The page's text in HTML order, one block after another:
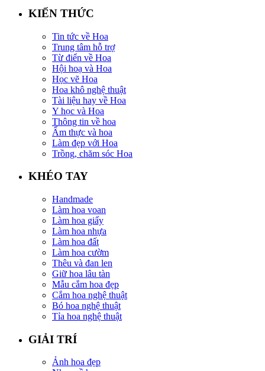
KIẾN THỨC
Tin tức về Hoa
Trung tâm hỗ trợ
Từ điển về Hoa
Hội hoạ và Hoa
Học vẽ Hoa
Hoa khô nghệ thuật
Tài liệu hay về Hoa
Y học và Hoa
Thông tin về hoa
Ẩm thực và hoa
Làm đẹp với Hoa
Trồng, chăm sóc Hoa
KHÉO TAY
Handmade
Làm hoa voan
Làm hoa giấy
Làm hoa nhựa
Làm hoa đất
Làm hoa cườm
Thêu và đan len
Giữ hoa lâu tàn
Mẫu cắm hoa đẹp
Cắm hoa nghệ thuật
Bó hoa nghệ thuật
Tỉa hoa nghệ thuật
GIẢI TRÍ
Ảnh hoa đẹp